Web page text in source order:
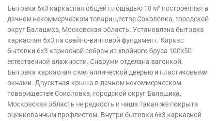
Бытовка 6х3 каркасная общей площадью 18 м² построенная в
дачном некоммерческом товариществе Соколовка, городской
округ Балашиха, Московская область. Установлена бытовка
каркасная 6х3 на свайно-винтовой фундамент. Каркас
бытовки 6х3 каркасной собран из хвойного бруса 100х50
естественной влажности. Снаружи отделана вагонкой.
Бытовка каркасная с металлической дверью и пластиковыми
окнами. Двусктная крыша в дачном некоммерческом
товариществе Соколовка, городской округ Балашиха,
Московская область не редкость и наша такая же покрыта
оцинкованным профлистом. Внутри бытовки 6х3 каркасной